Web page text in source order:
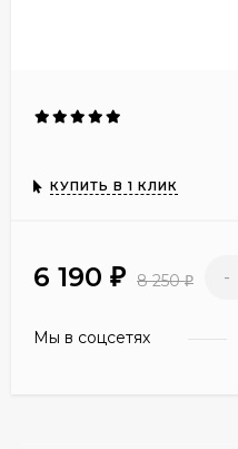
КУПИТЬ В 1 КЛИК
6 190 ₽ 8 250₽ -
Мы в соцсетях